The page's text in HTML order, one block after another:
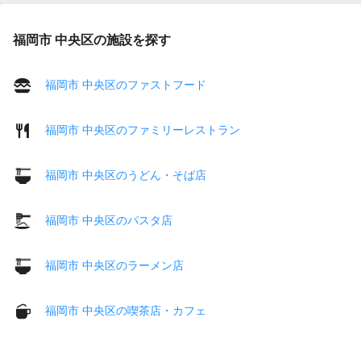
福岡市 中央区の施設を探す
福岡市 中央区のファストフード
福岡市 中央区のファミリーレストラン
福岡市 中央区のうどん・そば店
福岡市 中央区のパスタ店
福岡市 中央区のラーメン店
福岡市 中央区の喫茶店・カフェ